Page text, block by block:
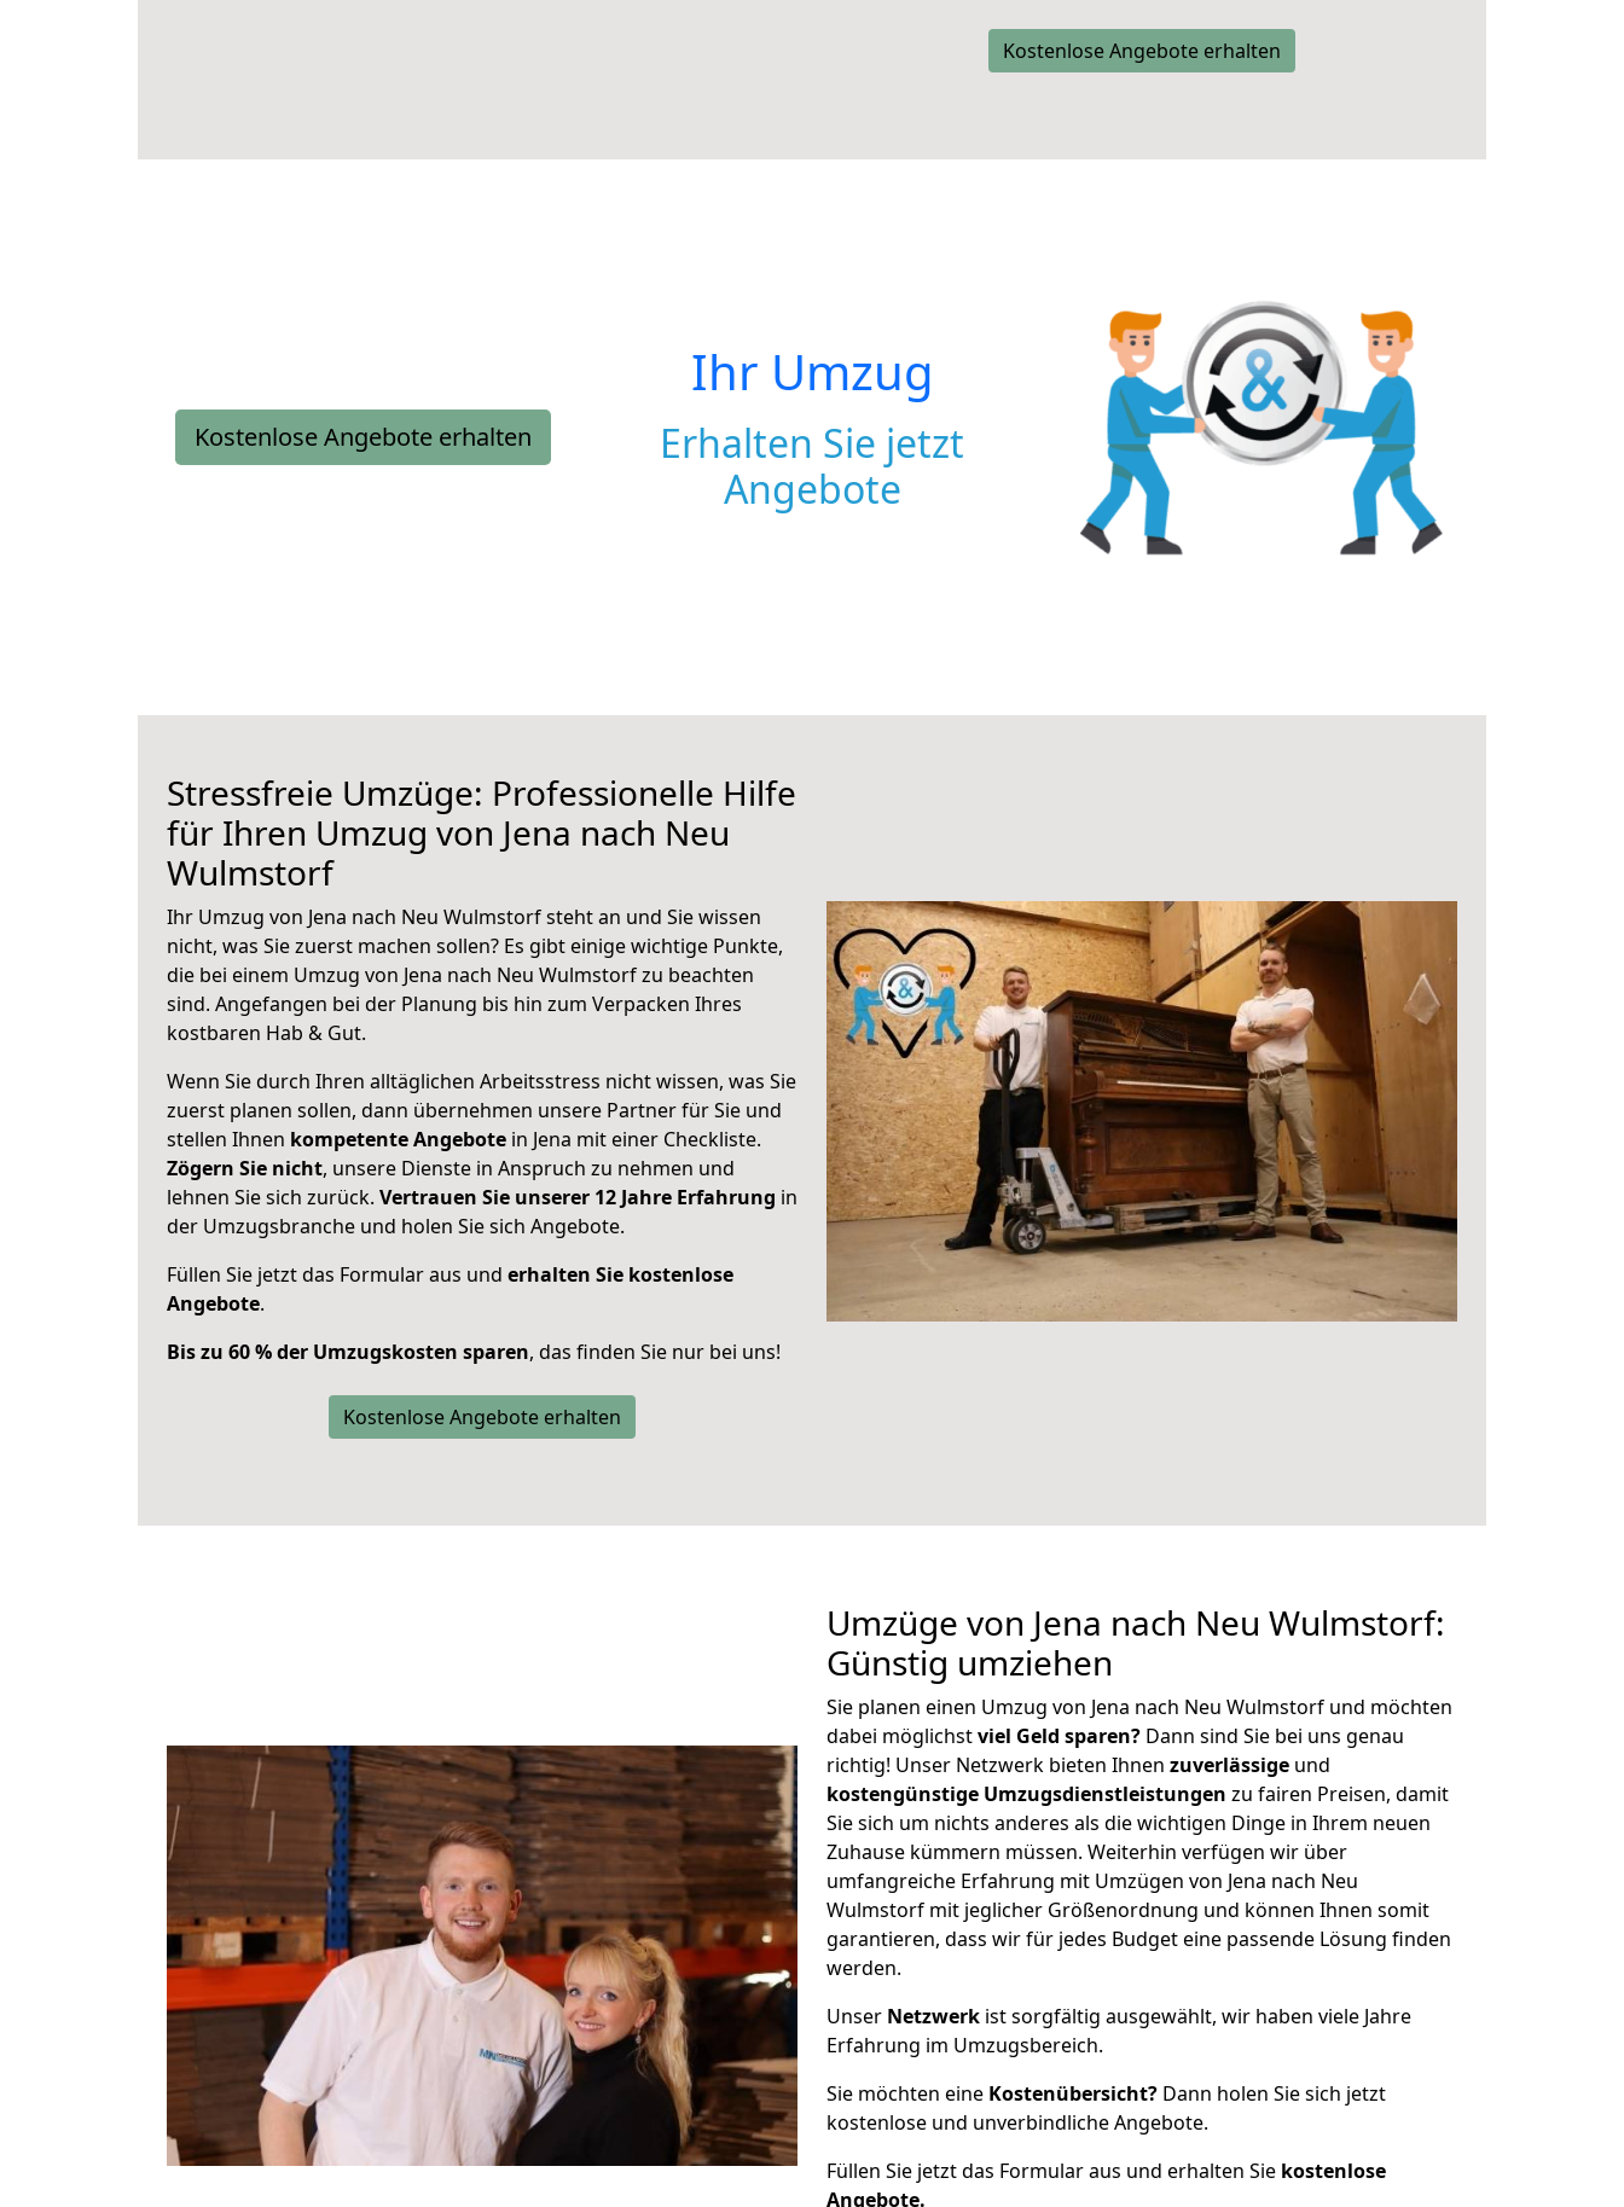
Kostenlose Angebote erhalten
Kostenlose Angebote erhalten
Ihr Umzug
Erhalten Sie jetzt
Angebote
Stressfreie Umzüge: Professionelle Hilfe
für Ihren Umzug von Jena nach Neu
Wulmstorf
Ihr Umzug von Jena nach Neu Wulmstorf steht an und Sie wissen
nicht, was Sie zuerst machen sollen? Es gibt einige wichtige Punkte,
die bei einem Umzug von Jena nach Neu Wulmstorf zu beachten
sind. Angefangen bei der Planung bis hin zum Verpacken Ihres
kostbaren Hab & Gut.
Wenn Sie durch Ihren alltäglichen Arbeitsstress nicht wissen, was Sie
zuerst planen sollen, dann übernehmen unsere Partner für Sie und
stellen Ihnen kompetente Angebote in Jena mit einer Checkliste.
Zögern Sie nicht, unsere Dienste in Anspruch zu nehmen und
lehnen Sie sich zurück. Vertrauen Sie unserer 12 Jahre Erfahrung in
der Umzugsbranche und holen Sie sich Angebote.
Füllen Sie jetzt das Formular aus und erhalten Sie kostenlose
Angebote.
Bis zu 60 % der Umzugskosten sparen, das finden Sie nur bei uns!
Kostenlose Angebote erhalten
Umzüge von Jena nach Neu Wulmstorf:
Günstig umziehen
Sie planen einen Umzug von Jena nach Neu Wulmstorf und möchten
dabei möglichstviel Geld sparen? Dann sind Sie bei uns genau
richtig! Unser Netzwerk bieten Ihnen zuverlässige und
kostengünstige Umzugsdienstleistungen zu fairen Preisen, damit
Sie sich um nichts anderes als die wichtigen Dinge in Ihrem neuen
Zuhause kümmern müssen. Weiterhin verfügen wir über
umfangreiche Erfahrung mit Umzügen von Jena nach Neu
Wulmstorf mit jeglicher Größenordnung und können Ihnen somit
garantieren, dass wir für jedes Budget eine passende Lösung finden
werden.
Unser Netzwerk ist sorgfältig ausgewählt, wir haben viele Jahre
Erfahrung im Umzugsbereich.
Sie möchten eine Kostenübersicht? Dann holen Sie sich jetzt
kostenlose und unverbindliche Angebote.
Füllen Sie jetzt das Formular aus und erhalten Sie kostenlose
Angebote.